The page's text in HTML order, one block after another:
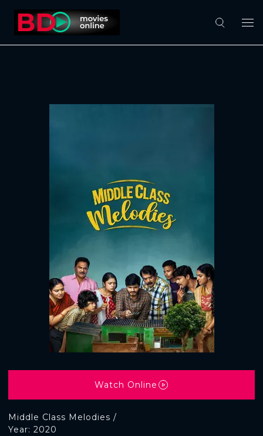
Middle Class Melodies /
Year: 2020
Watch Online